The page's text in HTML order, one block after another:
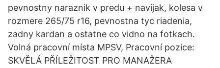
pevnostny naraznik v predu + navijak, kolesa v
rozmere 265/75 r16, pevnostna tyc riadenia,
zadny kardan a ostatne co vidno na fotkach.
Volná pracovní místa MPSV, Pracovní pozice:
SKVĚLÁ PŘÍLEŽITOST PRO MANAŽERA